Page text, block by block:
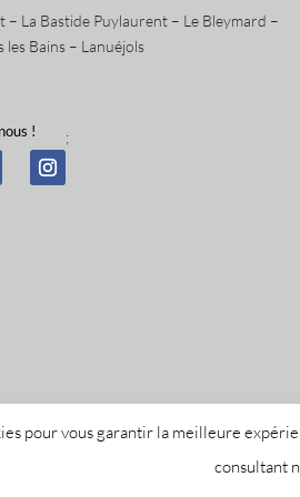
– La Bastide Puylaurent – Le Bleymard –
les Bains – Lanuéjols
! ;
pour vous garantir la meilleure
consultant